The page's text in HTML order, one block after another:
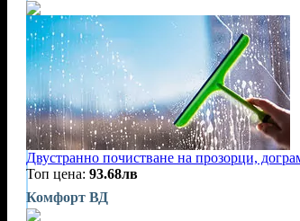
Двустранно почистване на прозорци,
Топ цена: 93.68лв
Комфорт ВД